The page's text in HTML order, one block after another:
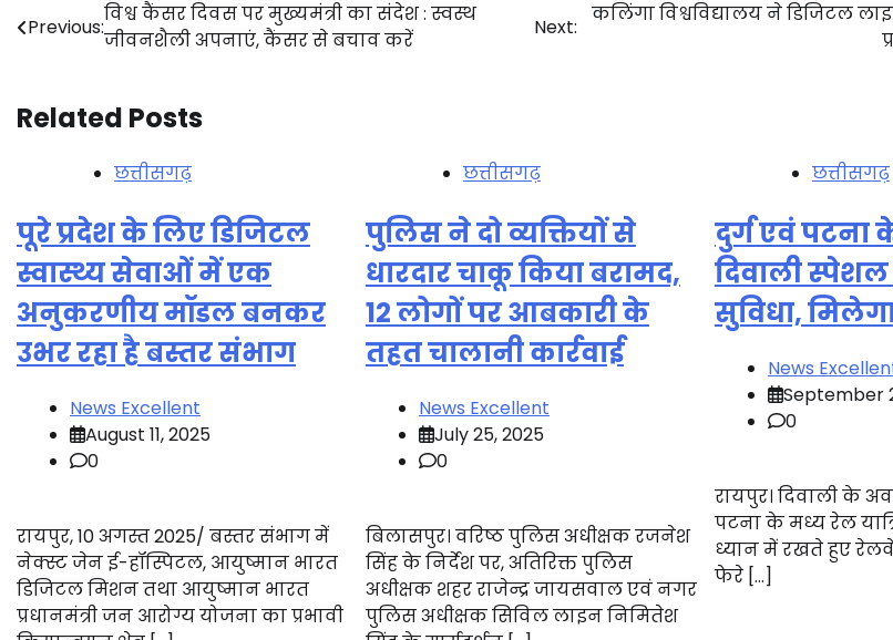
Post
navigation
Previous:
विश्व कैंसर दिवस पर मुख्यमंत्री का संदेश : स्वस्थ
जीवनशैली अपनाएं, कैंसर से बचाव करें
Next:
कलिंगा विश्वविद्यालय ने डिजिटल
Related Posts
छत्तीसगढ़
पूरे प्रदेश के लिए डिजिटल
स्वास्थ्य सेवाओं में एक
अनुकरणीय मॉडल बनकर
उभर रहा है बस्तर संभाग
News Excellent
August 11, 2025
0
रायपुर, 10 अगस्त 2025/ बस्तर संभाग में
नेक्स्ट जेन ई-हॉस्पिटल, आयुष्मान भारत
डिजिटल मिशन तथा आयुष्मान भारत
प्रधानमंत्री जन आरोग्य योजना का प्रभावी
छत्तीसगढ़
पुलिस ने दो व्यक्तियों से
धारदार चाकू किया बरामद,
12 लोगों पर आबकारी के
तहत चालानी कार्रवाई
News Excellent
July 25, 2025
0
बिलासपुर। वरिष्ठ पुलिस अधीक्षक रजनेश
सिंह के निर्देश पर, अतिरिक्त पुलिस
अधीक्षक शहर राजेन्द्र जायसवाल एवं नगर
पुलिस अधीक्षक सिविल लाइन निमितेश
छत्तीसगढ़
दुर्ग एवं पटना
दिवाली स्पेशल
सुविधा,
News
September
0
रायपुर। दिवाली के
पटना के मध्य रेल
ध्यान में रखते हुए रेलवे
फेरे […]